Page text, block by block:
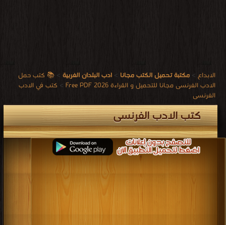
الابداع > مكتبة تحميل الكتب مجانا > ادب البلدان الغربية > 📚 كتب حمل
الادب الفرنسى مجانا للتحميل و القراءة 2026 Free PDF
> كتب في الادب
الفرنسى
كتب الادب الفرنسى